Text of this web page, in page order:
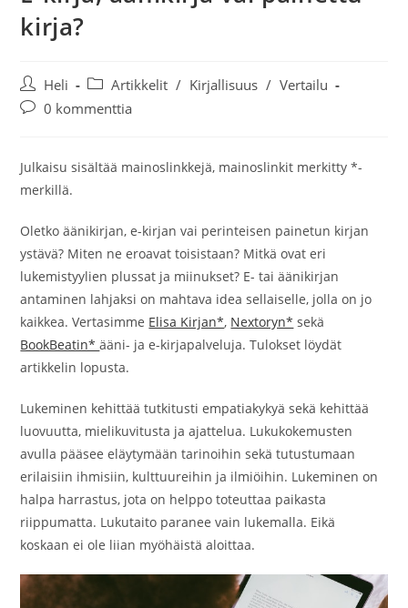
kirja?
Artikkelin
kirjoittaja:
Heli
Artikkelin
kategoria:
Artikkelit / Kirjallisuus / Vertailu
Artikkelin
0 kommenttia
Julkaisu sisältää mainoslinkkejä, mainoslinkit merkitty *-
merkillä.
Oletko äänikirjan, e-kirjan vai perinteisen painetun kirjan
ystävä? Miten ne eroavat toisistaan? Mitkä ovat eri
lukemistyylien plussat ja miinukset? E- tai äänikirjan
antaminen lahjaksi on mahtava idea sellaiselle, jolla on jo
kaikkea. Vertasimme Elisa Kirjan*, Nextoryn* sekä
BookBeatin*ääni- ja e-kirjapalveluja. Tulokset löydät
artikkelin lopusta.
Lukeminen kehittää tutkitusti empatiakykyä sekä kehittää
luovuutta, mielikuvitusta ja ajattelua. Lukukokemusten
avulla pääsee eläytymään tarinoihin sekä tutustumaan
erilaisiin ihmisiin, kulttuureihin ja ilmiöihin. Lukeminen on
halpa harrastus, jota on helppo toteuttaa paikasta
riippumatta. Lukutaito paranee vain lukemalla. Eikä
koskaan ei ole liian myöhäistä aloittaa.